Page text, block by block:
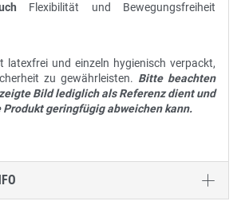
Flexibilität und Bewegungsfreiheit
latexfrei und einzeln hygienisch verpackt,
zu gewährleisten. Bitte beachten
Bild lediglich als Referenz dient und
geringfügig abweichen kann.